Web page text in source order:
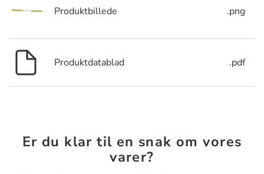
Produktbillede .png
Produktdatablad .pdf
Er du klar til en snak om vores
varer?